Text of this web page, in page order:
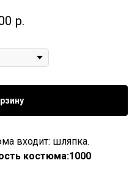
р.
входит: шляпка.
костюма:1000